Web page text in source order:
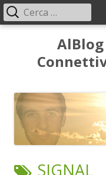
contenuto
Menu
principale
TAG:
SIGNAL